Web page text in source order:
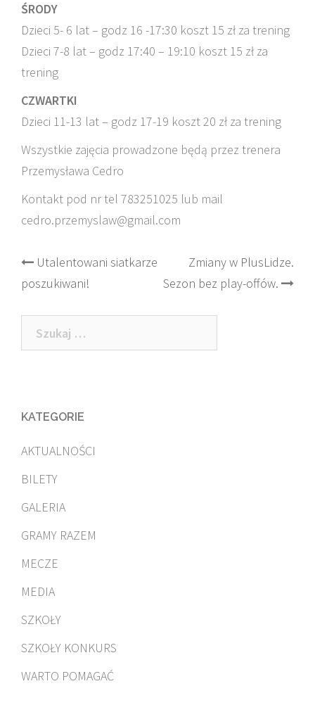
ŚRODY
Dzieci 5- 6 lat – godz 16 -17:30 koszt 15 zł za trening
Dzieci 7-8 lat – godz 17:40 – 19:10 koszt 15 zł za
trening
CZWARTKI
Dzieci 11-13 lat – godz 17-19 koszt 20 zł za trening
Wszystkie zajęcia prowadzone będą przez trenera
Przemysława Cedro
Kontakt pod nr tel 783251025 lub mail
cedro.przemyslaw@gmail.com
Post
navigation
Utalentowani siatkarze
poszukiwani!
Zmiany w PlusLidze.
Sezon bez play-offów.
Szukaj:
KATEGORIE
AKTUALNOŚCI
BILETY
GALERIA
GRAMY RAZEM
MECZE
MEDIA
SZKOŁY
SZKOŁY KONKURS
WARTO POMAGAĆ